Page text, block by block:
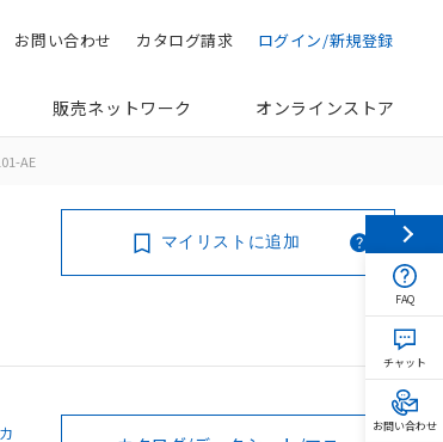
索 ログイン/新規登録
カタログ請求
お問い合わせ
販売ネットワーク オンラインストア
AE
マイリストに追加
FAQ
チャット
お問い合わせ